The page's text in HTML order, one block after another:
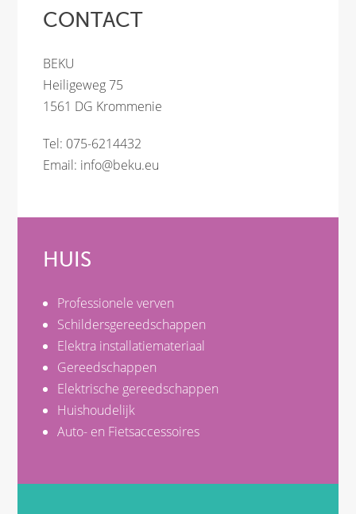
CONTACT
BEKU
Heiligeweg 75
1561 DG Krommenie
Tel: 075-6214432
Email: info@beku.eu
HUIS
Professionele verven
Schildersgereedschappen
Elektra installatiemateriaal
Gereedschappen
Elektrische gereedschappen
Huishoudelijk
Auto- en Fietsaccessoires